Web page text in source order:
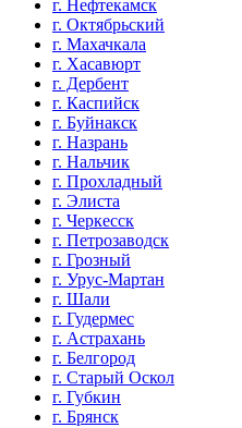
г. Нефтекамск
г. Октябрьский
г. Махачкала
г. Хасавюрт
г. Дербент
г. Каспийск
г. Буйнакск
г. Назрань
г. Нальчик
г. Прохладный
г. Элиста
г. Черкесск
г. Петрозаводск
г. Грозный
г. Урус-Мартан
г. Шали
г. Гудермес
г. Астрахань
г. Белгород
г. Старый Оскол
г. Губкин
г. Брянск